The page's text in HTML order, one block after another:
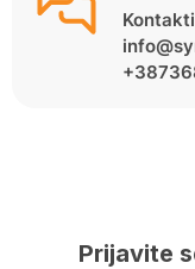
Prijavite